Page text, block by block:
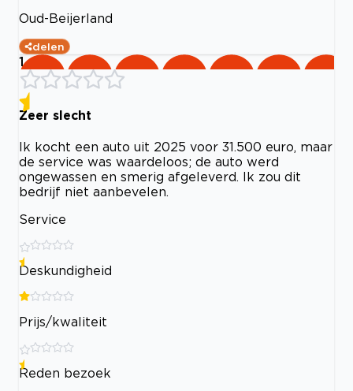
Oud-Beijerland
delen
1
Zeer slecht
Ik kocht een auto uit 2025 voor 31.500 euro, maar
de service was waardeloos; de auto werd
ongewassen en smerig afgeleverd. Ik zou dit
bedrijf niet aanbevelen.
Service
Deskundigheid
Prijs/kwaliteit
Reden bezoek